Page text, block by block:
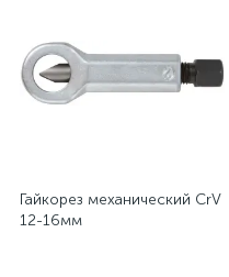
Гайкорез механический CrV
12-16мм